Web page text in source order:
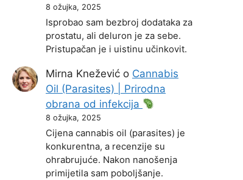
8 ožujka, 2025
Isprobao sam bezbroj dodataka za
prostatu, ali deluron je za sebe.
Pristupačan je i uistinu učinkovit.
Mirna Knežević o Cannabis
Oil (Parasites) | Prirodna
obrana od infekcija
8 ožujka, 2025
Cijena cannabis oil (parasites) je
konkurentna, a recenzije su
ohrabrujuće. Nakon nanošenja
primijetila sam poboljšanje.